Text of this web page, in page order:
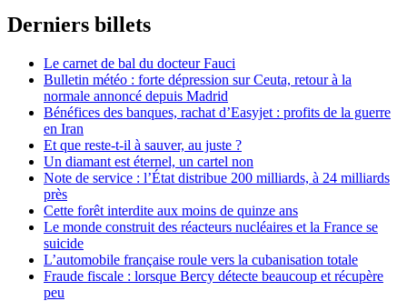
Derniers billets
Le carnet de bal du docteur Fauci
Bulletin météo : forte dépression sur Ceuta, retour à la
normale annoncé depuis Madrid
Bénéfices des banques, rachat d’Easyjet : profits de la guerre
en Iran
Et que reste-t-il à sauver, au juste ?
Un diamant est éternel, un cartel non
Note de service : l’État distribue 200 milliards, à 24 milliards
près
Cette forêt interdite aux moins de quinze ans
Le monde construit des réacteurs nucléaires et la France se
suicide
L’automobile française roule vers la cubanisation totale
Fraude fiscale : lorsque Bercy détecte beaucoup et récupère
peu